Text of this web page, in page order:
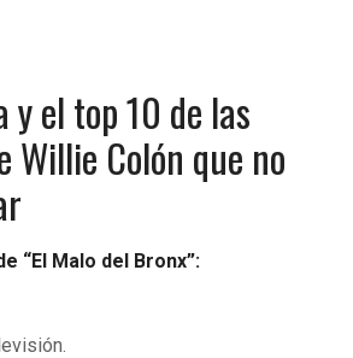
y el top 10 de las
Willie Colón que no
“El Malo del Bronx”: